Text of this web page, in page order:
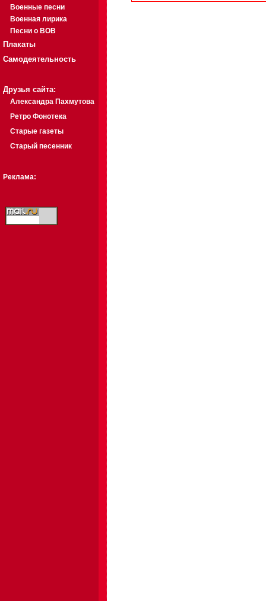
Военные песни
Военная лирика
Песни о ВОВ
Плакаты
Самодеятельность
Друзья сайта:
Александра Пахмутова
Ретро Фонотека
Старые газеты
Старый песенник
Реклама: